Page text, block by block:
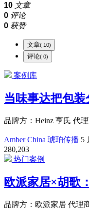
10 文章
0 评论
0 获赞
文章 ( 10)
评论 ( 0)
案例库
当味事达把包
品牌方：Heinz 亨氏 代
Amber China 琥珀传播 5
280,203
热门案例
欧派家居×胡歌
品牌方：欧派家居 代理